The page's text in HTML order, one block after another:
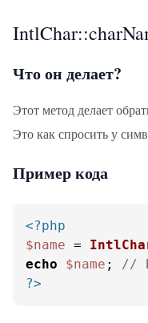
Что он делает?
Этот метод делает
Это как спросить у
Пример кода
<?php
$name =
echo
$name ; //
?>